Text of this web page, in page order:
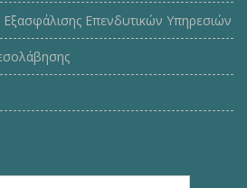
Επενδυτικών Υπηρεσιών